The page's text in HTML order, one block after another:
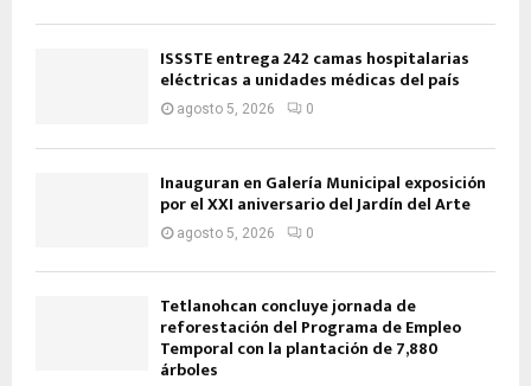
ISSSTE entrega 242 camas hospitalarias
eléctricas a unidades médicas del país
agosto 5, 2026 0
Inauguran en Galería Municipal exposición
por el XXI aniversario del Jardín del Arte
agosto 5, 2026 0
Tetlanohcan concluye jornada de
reforestación del Programa de Empleo
Temporal con la plantación de 7,880
árboles